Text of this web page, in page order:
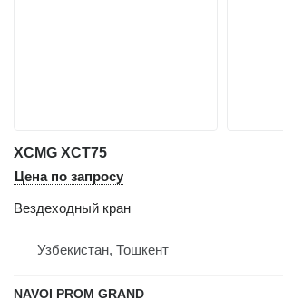
XCMG XCT75
Цена по запросу
Вездеходный кран
Узбекистан, Тошкент
NAVOI PROM GRAND